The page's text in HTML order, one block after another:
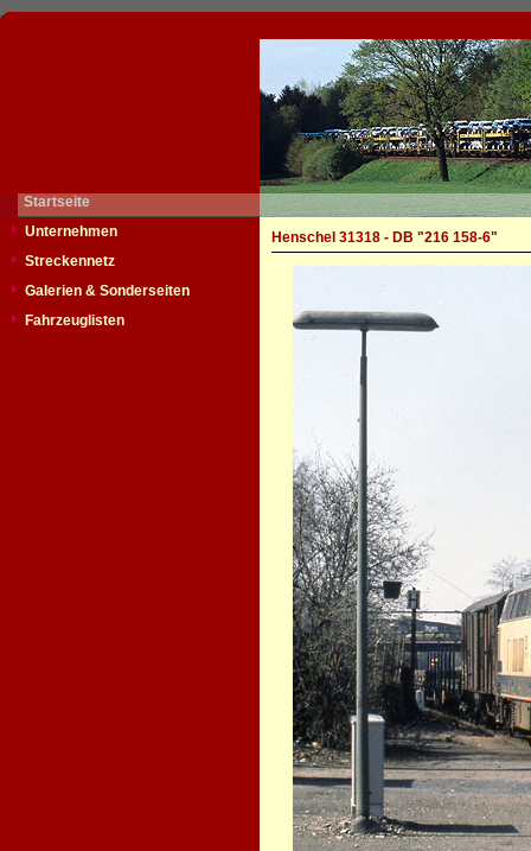
Startseite
Unternehmen
Streckennetz
Galerien & Sonderseiten
Fahrzeuglisten
Henschel 31318 - DB "216 158-6"